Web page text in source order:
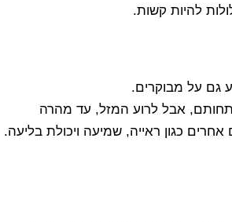
להיות קשות.
גם על מבוקרים.
אבל לרוע המזל, עד מהרה
כגון ראייה, שמיעה ויכולת בליעה.